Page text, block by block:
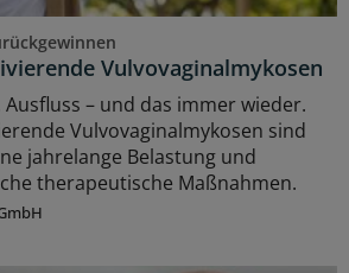
Vulvovaginalmykosen
Ausfluss – und das immer wieder.
Vulvovaginalmykosen sind
jahrelange Belastung und
therapeutische Maßnahmen.